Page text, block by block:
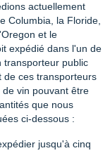
actuellement
Columbia, la Floride,
et le
expédié dans l'un de
transporteur public
de ces transporteurs
vin pouvant être
que nous
ci-dessous :
jusqu'à cinq